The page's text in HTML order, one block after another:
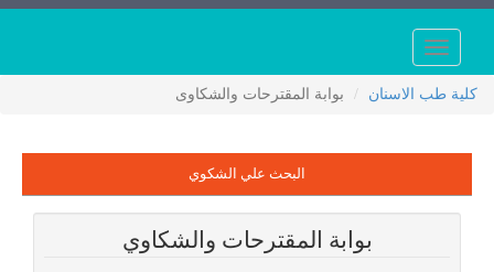
Toggle
navigation
كلية طب الاسنان
بوابة المقترحات والشكاوى
البحث علي الشكوي
بوابة المقترحات والشكاوي